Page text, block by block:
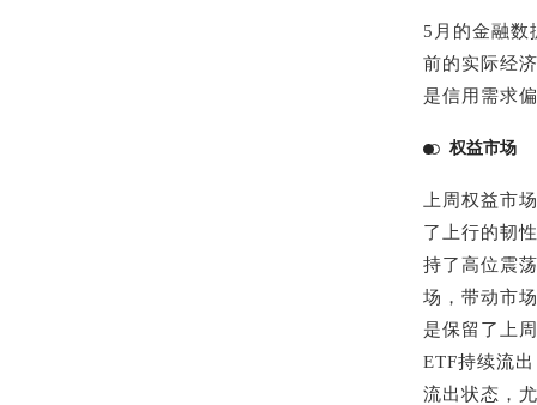
5月的金融数
前的实际经
是信用需求
权益市场
上周权益市
了上行的韧
持了高位震
场，带动市
是保留了上
ETF持续流
流出状态，